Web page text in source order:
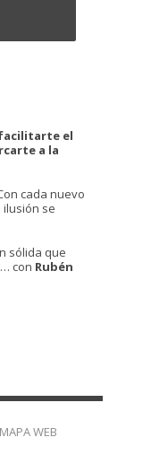
el
a la
cada nuevo
se
sólida que
con Rubén
MAPA WEB